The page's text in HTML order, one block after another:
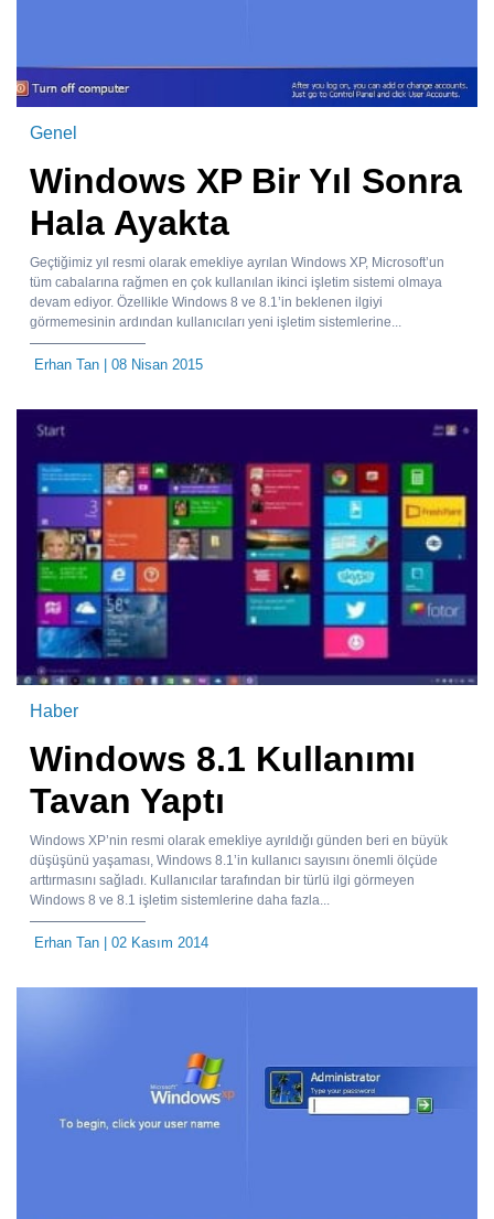
Genel
Windows XP Bir Yıl Sonra
Hala Ayakta
Geçtiğimiz yıl resmi olarak emekliye ayrılan Windows XP, Microsoft’un
tüm cabalarına rağmen en çok kullanılan ikinci işletim sistemi olmaya
devam ediyor. Özellikle Windows 8 ve 8.1’in beklenen ilgiyi
görmemesinin ardından kullanıcıları yeni işletim sistemlerine...
Erhan Tan | 08 Nisan 2015
Haber
Windows 8.1 Kullanımı
Tavan Yaptı
Windows XP’nin resmi olarak emekliye ayrıldığı günden beri en büyük
düşüşünü yaşaması, Windows 8.1’in kullanıcı sayısını önemli ölçüde
arttırmasını sağladı. Kullanıcılar tarafından bir türlü ilgi görmeyen
Windows 8 ve 8.1 işletim sistemlerine daha fazla...
Erhan Tan | 02 Kasım 2014